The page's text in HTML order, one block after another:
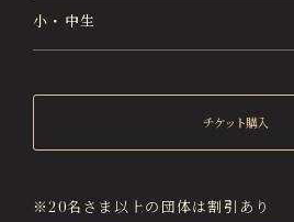
小・中生
チケット購入
※20名さま以上の団体は割引あり